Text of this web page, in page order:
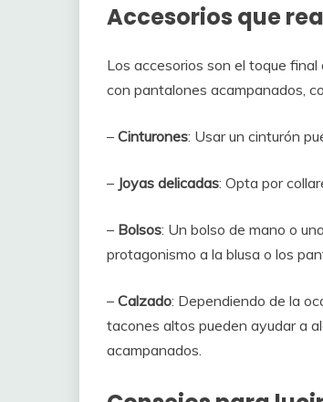
Accesorios que
Los accesorios son el toque
con pantalones acampanados,
– Cinturones: Usar un cinturón
– Joyas delicadas: Opta por
– Bolsos: Un bolso de mano o
protagonismo a la blusa o los
– Calzado: Dependiendo de la
tacones altos pueden ayudar a
acampanados.